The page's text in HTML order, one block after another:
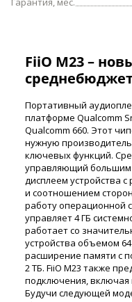
FiiO M23 –
Портативный
платформе Qualcomm
Qualcomm 660. Этот
нужную
ключевых функций.
управляющий
дисплеем устройства
и соотношением
работу операционной
управляет 4 ГБ
работает со
устройства объемом
расширение памяти с
2 ТБ. FiiO M23 также
подключения, включая
Будучи следующей